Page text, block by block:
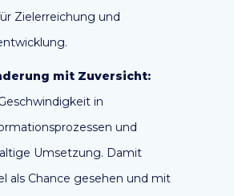
Zielerreichung und
mit Zuversicht:
in
und
Umsetzung. Damit
als Chance gesehen und mit